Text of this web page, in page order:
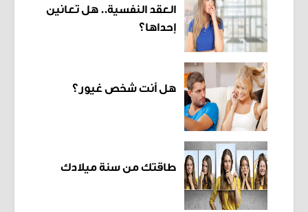
العقد النفسية.. هل تعانين
إحداها؟
هل أنت شخص غيور؟
طاقتك من سنة ميلادك